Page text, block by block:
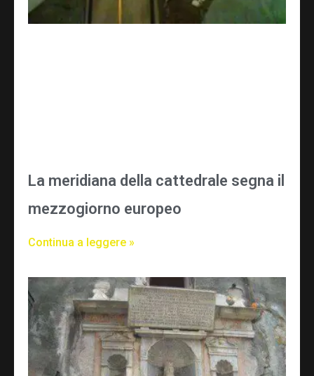
La meridiana della cattedrale segna il
mezzogiorno europeo
Continua a leggere »